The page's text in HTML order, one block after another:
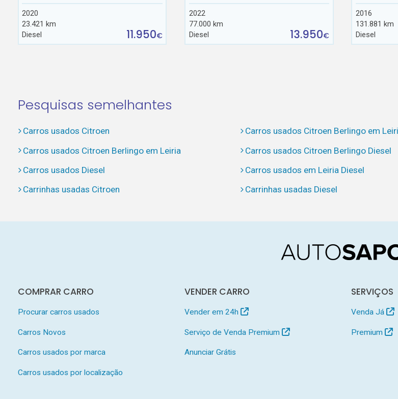
2020
23.421 km
Diesel
11.950€
2022
77.000 km
Diesel
13.950€
2016
131.881 km
Diesel
Pesquisas semelhantes
Carros usados Citroen Carros usados Citroen Berlingo em
Carros usados Citroen Berlingo em Leiria
Carros usados Citroen Berlingo Diesel
Carros usados Diesel
Carros usados em Leiria Diesel
Carrinhas usadas Citroen
Carrinhas usadas Diesel
COMPRAR CARRO
Procurar carros usados
Carros Novos
Carros usados por marca
Carros usados por localização
VENDER CARRO
Vender em 24h
Serviço de Venda Premium
Anunciar Grátis
SERVIÇOS
Venda Já
Premium